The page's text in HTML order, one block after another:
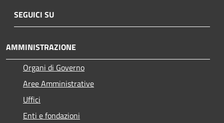
SEGUICI SU
AMMINISTRAZIONE
Organi di Governo
Aree Amministrative
Uffici
Enti e fondazioni